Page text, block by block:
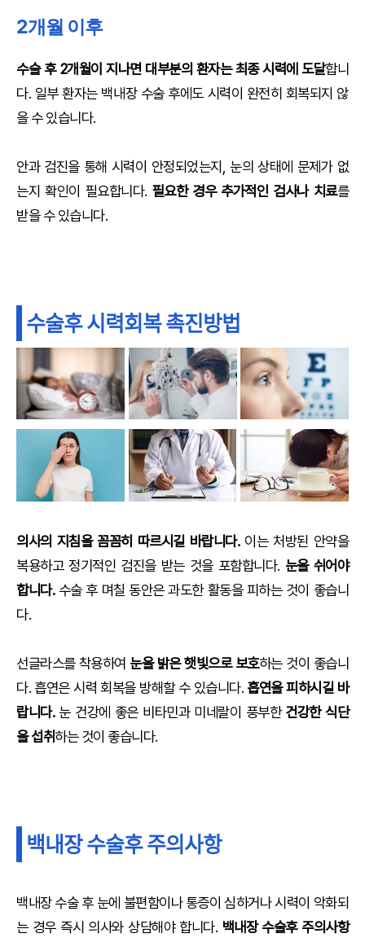
2개월 이후
수술 후 2개월이 지나면 대부분의 환자는 최종 시력에 도달합니
다. 일부 환자는 백내장 수술 후에도 시력이 완전히 회복되지 않
을 수 있습니다.
안과 검진을 통해 시력이 안정되었는지, 눈의 상태에 문제가 없
는지 확인이 필요합니다. 필요한 경우 추가적인 검사나 치료를
받을 수 있습니다.
수술후 시력회복 촉진방법
의사의 지침을 꼼꼼히 따르시길 바랍니다.이는 처방된 안약을
복용하고 정기적인 검진을 받는 것을 포함합니다. 눈을 쉬어야
합니다.수술 후 며칠 동안은 과도한 활동을 피하는 것이 좋습니
다.
선글라스를 착용하여 눈을 밝은 햇빛으로 보호하는 것이 좋습니
다. 흡연은 시력 회복을 방해할 수 있습니다. 흡연을 피하시길 바
랍니다.눈 건강에 좋은 비타민과 미네랄이 풍부한건강한 식단
을 섭취하는 것이 좋습니다.
백내장 수술후 주의사항
백내장 수술 후 눈에 불편함이나 통증이 심하거나 시력이 악화되
는 경우 즉시 의사와 상담해야 합니다. 백내장 수술후 주의사항